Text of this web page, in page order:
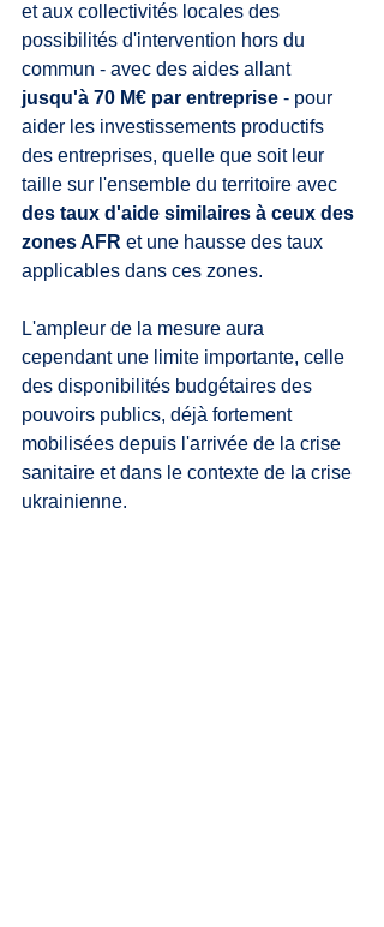
et aux collectivités locales des
possibilités d'intervention hors du
commun - avec des aides allant
jusqu'à 70 M€ par entreprise - pour
aider les investissements productifs
des entreprises, quelle que soit leur
taille sur l'ensemble du territoire avec
des taux d'aide similaires à ceux des
zones AFR et une hausse des taux
applicables dans ces zones.
L'ampleur de la mesure aura
cependant une limite importante, celle
des disponibilités budgétaires des
pouvoirs publics, déjà fortement
mobilisées depuis l'arrivée de la crise
sanitaire et dans le contexte de la crise
ukrainienne.